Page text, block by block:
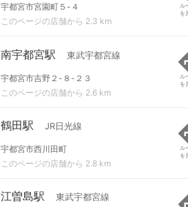
宇都宮市宮園町５-４
このページの店舗から 2.3 km
ル
を
南宇都宮駅 東武宇都宮線
宇都宮市吉野２-８-２３
このページの店舗から 2.6 km
ル
を
鶴田駅 JR日光線
宇都宮市西川田町
このページの店舗から 2.8 km
ル
を
江曽島駅 東武宇都宮線